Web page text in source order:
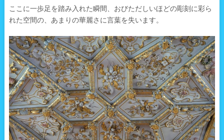
ここに一歩足を踏み入れた瞬間、おびただしいほどの彫刻に彩ら
れた空間の、あまりの華麗さに言葉を失います。